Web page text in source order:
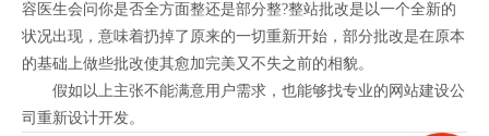
容医生会问你是否全方面整还是部分整?整站批改是以一个全新的
状况出现，意味着扔掉了原来的一切重新开始，部分批改是在原本
的基础上做些批改使其愈加完美又不失之前的相貌。
假如以上主张不能满意用户需求，也能够找专业的网站建设公
司重新设计开发。